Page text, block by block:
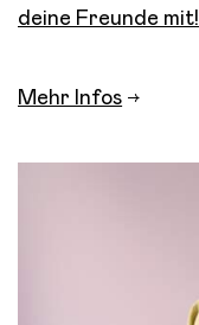
deine Freunde mit!
Mehr Infos